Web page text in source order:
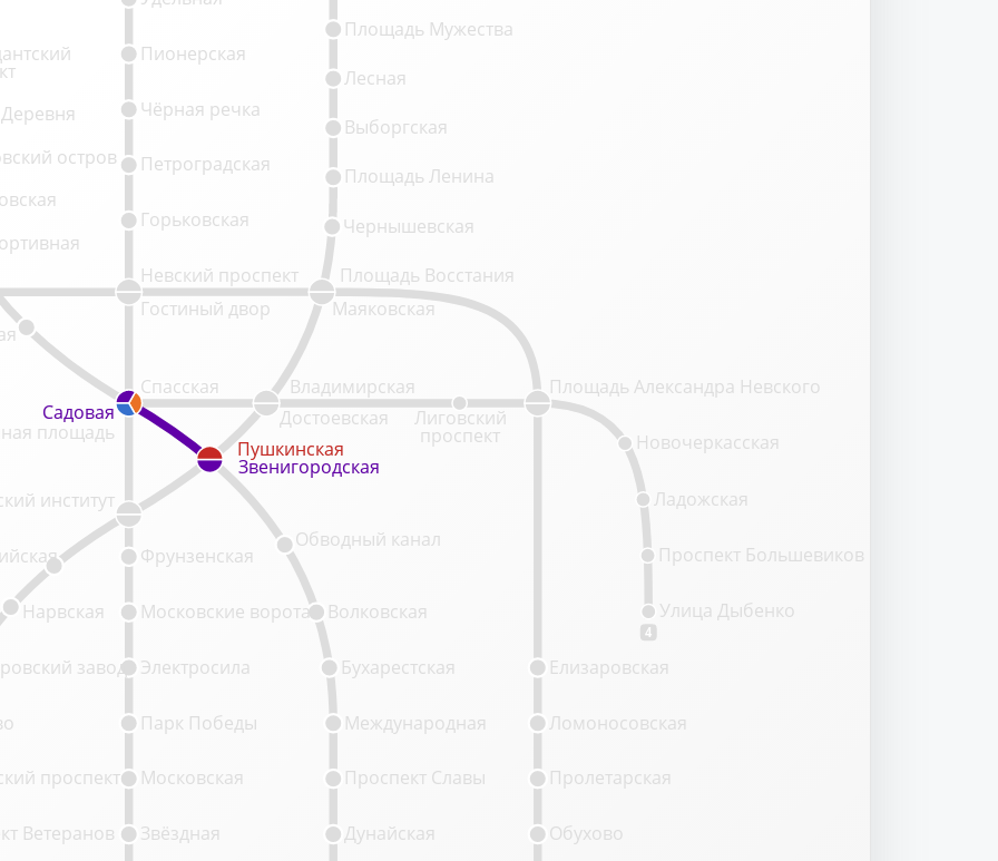
4
Ветеранов
Московские ворота Волковская
Обводный канал
Бухарестская
Международная
Достоевская
Владимирская
Лиговский
проспект
Спасская
Садовая
площадь
Звенигородская
Пушкинская
проспект
завод
Нарвская
институт
Звёздная
Московская
Фрунзенская
Парк Победы
Электросила
остров
Невский проспект
Гостиный двор Маяковская
Площадь Восстания
Площадь Александра Невского
Новочеркасская
Ладожская
Проспект Большевиков
Улица Дыбенко
Обухово
Пролетарская
Ломоносовская
Елизаровская
Горьковская
Петроградская
Чёрная речка
Пионерская
Чернышевская
Площадь Ленина
Выборгская
Лесная
Площадь Мужества
Проспект Славы
Дунайская
Садовая
Звенигородская
Пушкинская